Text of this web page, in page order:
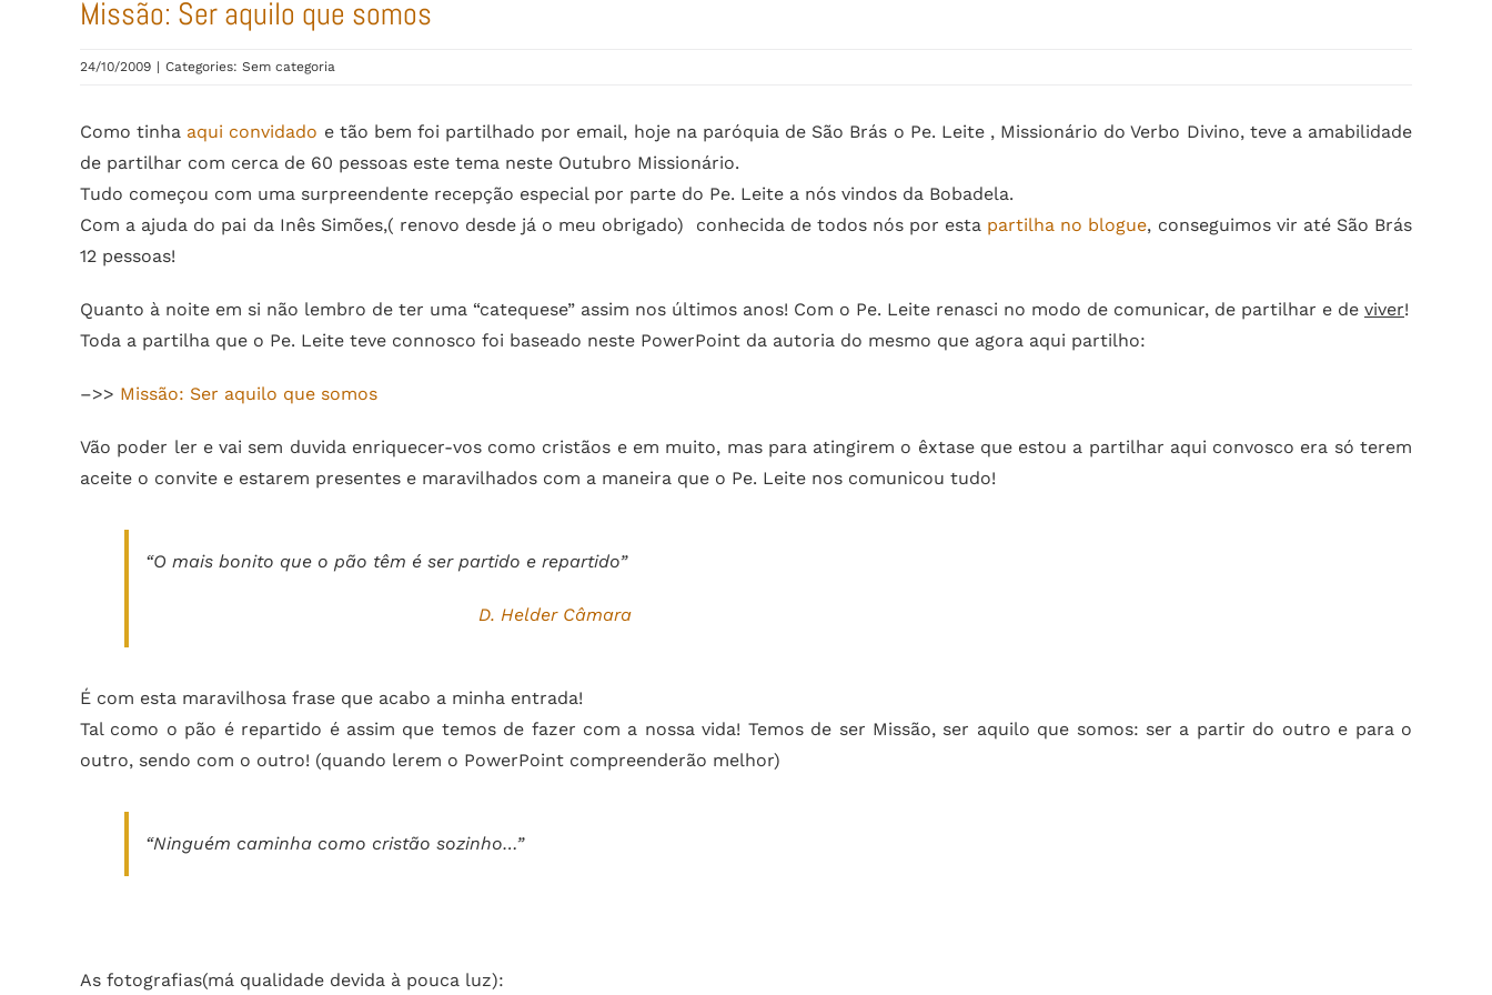
Missão: Ser aquilo que somos
24/10/2009 | Categories: Sem categoria
Como tinha aqui convidado e tão bem foi partilhado por email, hoje na paróquia de São Brás o Pe. Leite , Missionário do Verbo Divino, teve a amabilidade
de partilhar com cerca de 60 pessoas este tema neste Outubro Missionário.
Tudo começou com uma surpreendente recepção especial por parte do Pe. Leite a nós vindos da Bobadela.
Com a ajuda do pai da Inês Simões,( renovo desde já o meu obrigado) conhecida de todos nós por esta partilha no blogue, conseguimos vir até São Brás
12 pessoas!
Quanto à noite em si não lembro de ter uma “catequese” assim nos últimos anos! Com o Pe. Leite renasci no modo de comunicar, de partilhar e de viver!
Toda a partilha que o Pe. Leite teve connosco foi baseado neste PowerPoint da autoria do mesmo que agora aqui partilho:
–>> Missão: Ser aquilo que somos
Vão poder ler e vai sem duvida enriquecer-vos como cristãos e em muito, mas para atingirem o êxtase que estou a partilhar aqui convosco era só terem
aceite o convite e estarem presentes e maravilhados com a maneira que o Pe. Leite nos comunicou tudo!
“O mais bonito que o pão têm é ser partido e repartido”
D. Helder Câmara
É com esta maravilhosa frase que acabo a minha entrada!
Tal como o pão é repartido é assim que temos de fazer com a nossa vida! Temos de ser Missão, ser aquilo que somos: ser a partir do outro e para o
outro, sendo com o outro! (quando lerem o PowerPoint compreenderão melhor)
“Ninguém caminha como cristão sozinho…”
As fotografias(má qualidade devida à pouca luz):